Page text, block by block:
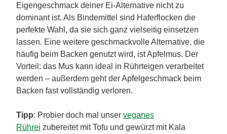
Eigengeschmack deiner Ei-Alternative nicht zu
dominant ist. Als Bindemittel sind Haferflocken die
perfekte Wahl, da sie sich ganz vielseitig einsetzen
lassen. Eine weitere geschmackvolle Alternative, die
häufig beim Backen genutzt wird, ist Apfelmus. Der
Vorteil: das Mus kann ideal in Rührteigen verarbeitet
werden – außerdem geht der Apfelgeschmack beim
Backen fast vollständig verloren.
Tipp: Probier doch mal unser veganes
Rührei zubereitet mit Tofu und gewürzt mit Kala